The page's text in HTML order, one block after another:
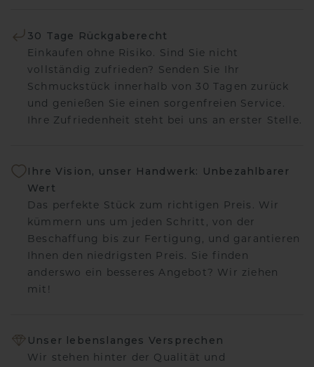
30 Tage Rückgaberecht
Einkaufen ohne Risiko. Sind Sie nicht
vollständig zufrieden? Senden Sie Ihr
Schmuckstück innerhalb von 30 Tagen zurück
und genießen Sie einen sorgenfreien Service.
Ihre Zufriedenheit steht bei uns an erster Stelle.
Ihre Vision, unser Handwerk: Unbezahlbarer
Wert
Das perfekte Stück zum richtigen Preis. Wir
kümmern uns um jeden Schritt, von der
Beschaffung bis zur Fertigung, und garantieren
Ihnen den niedrigsten Preis. Sie finden
anderswo ein besseres Angebot? Wir ziehen
mit!
Unser lebenslanges Versprechen
Wir stehen hinter der Qualität und